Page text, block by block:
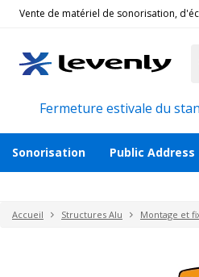
Vente de matériel de sonorisation,
Fermeture estivale du
Sonorisation Public Address
Accueil Structures Alu Montage et